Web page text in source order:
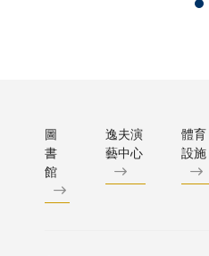
圖
書
館
逸夫演
藝中心
體育
設施